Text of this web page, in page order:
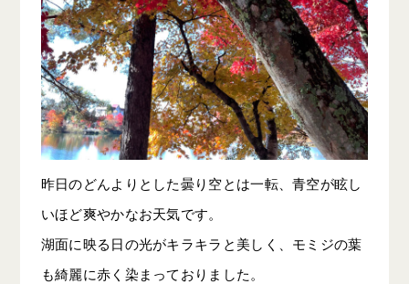
昨日のどんよりとした曇り空とは一転、青空が眩し
いほど爽やかなお天気です。
湖面に映る日の光がキラキラと美しく、モミジの葉
も綺麗に赤く染まっておりました。